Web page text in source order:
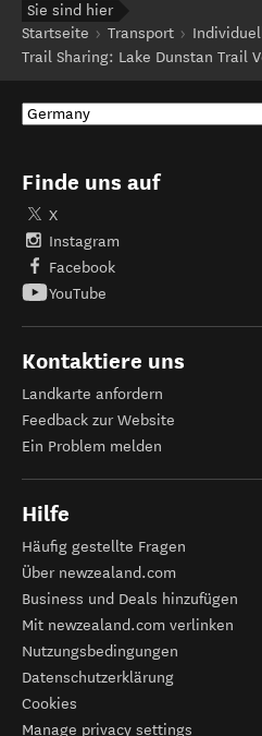
Sie sind hier
Startseite
Transport
Trail Sharing: Lake Dunstan Trail
Finde uns auf
X
Instagram
Facebook
YouTube
Kontaktiere uns
Landkarte anfordern
Feedback zur Website
Ein Problem melden
Hilfe
Häufig gestellte Fragen
Über newzealand.com
Business und Deals hinzufügen
Mit newzealand.com verlinken
Nutzungsbedingungen
Datenschutzerklärung
Cookies
Manage privacy settings